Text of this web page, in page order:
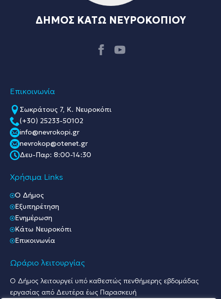
ΔΗΜΟΣ ΚΑΤΩ ΝΕΥΡΟΚΟΠΙΟΥ
Επικοινωνία
Σωκράτους 7, Κ. Νευροκόπι
(+30) 25233-50102
info@nevrokopi.gr
nevrokop@otenet.gr
Δευ-Παρ: 8:00-14:30
Χρήσιμα Links
O Δήμος
Εξυπηρέτηση
Ενημέρωση
Κάτω Νευροκόπι
Επικοινωνία
Ωράριο λειτουργίας
Ο Δήμος λειτουργεί υπό καθεστώς πενθήμερης εβδομάδας
εργασίας από Δευτέρα έως Παρασκευή